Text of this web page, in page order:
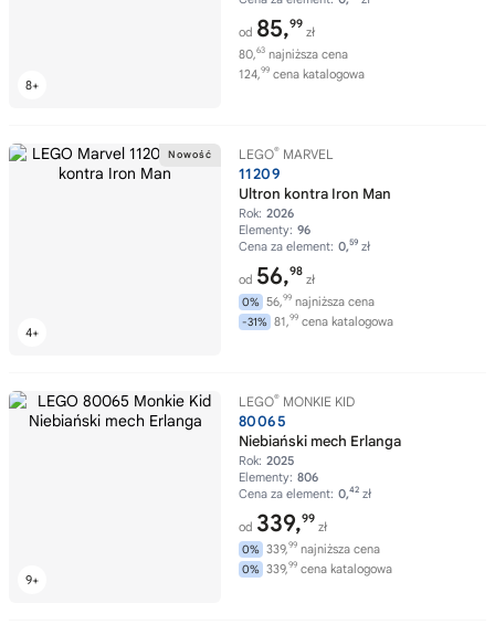
od 85,99
zł
80,63 najniższa cena
124,99 cena katalogowa
LEGO® MARVEL
11209
Ultron kontra Iron Man
Rok: 2026
Elementy: 96
Cena za element: 0,59 zł
od 56,98
zł
0% 56,99 najniższa cena
-31% 81,99 cena katalogowa
LEGO® MONKIE KID
80065
Niebiański mech Erlanga
Rok: 2025
Elementy: 806
Cena za element: 0,42 zł
od 339,99
zł
0% 339,99 najniższa cena
0% 339,99 cena katalogowa